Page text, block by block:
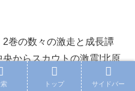
2巻の数々の激走と成長譚
からスカウトの激震!北原
央行き宣言…序章カサマツ
トップ サイドバー